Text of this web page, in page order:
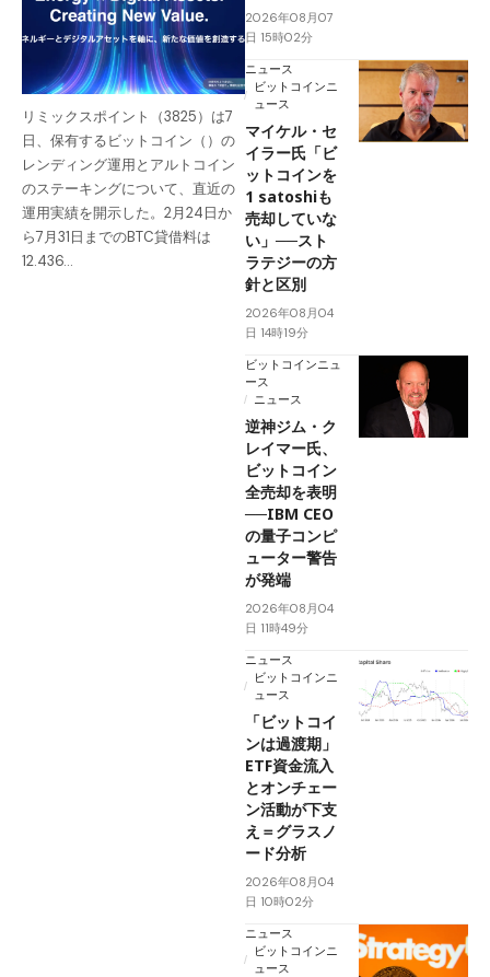
リミックスポイント（3825）は7
日、保有するビットコイン（）の
レンディング運用とアルトコイン
のステーキングについて、直近の
運用実績を開示した。2月24日か
ら7月31日までのBTC貸借料は
12.436…
2026年08月07
日 15時02分
ニュース
ビットコインニ
ュース
マイケル・セ
イラー氏「ビ
ットコインを
1 satoshiも
売却していな
い」──スト
ラテジーの方
針と区別
2026年08月04
日 14時19分
ビットコインニュ
ース
ニュース
逆神ジム・ク
レイマー氏、
ビットコイン
全売却を表明
──IBM CEO
の量子コンピ
ューター警告
が発端
2026年08月04
日 11時49分
ニュース
ビットコインニ
ュース
「ビットコイ
ンは過渡期」
ETF資金流入
とオンチェー
ン活動が下支
え＝グラスノ
ード分析
2026年08月04
日 10時02分
ニュース
ビットコインニ
ュース